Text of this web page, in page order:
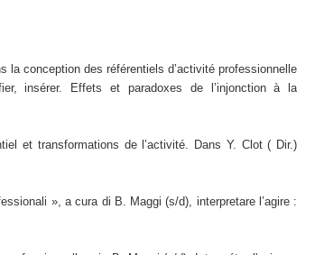
la conception des référentiels d’activité professionnelle
insérer. Effets et paradoxes de l’injonction à la
et transformations de l’activité. Dans Y. Clot ( Dir.)
», a cura di B. Maggi (s/d), interpretare l’agire :